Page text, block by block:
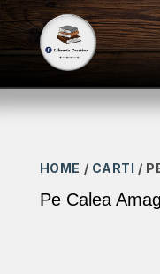
HOME / CARTI /
Pe Calea